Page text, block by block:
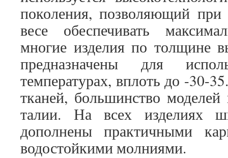
поколения, позволяющий
весе обеспечивать
многие изделия по толщине
предназначены для
температурах, вплоть до -30-
тканей, большинство
талии. На всех изделиях
дополнены практичными
водостойкими молниями.